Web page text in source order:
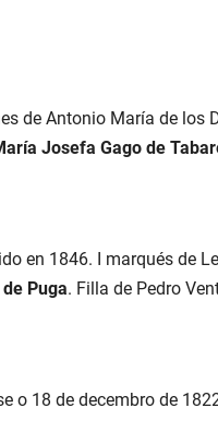
de Antonio María de los
Josefa Gago de
en 1846. I marqués de
Puga. Filla de Pedro
o 18 de decembro de